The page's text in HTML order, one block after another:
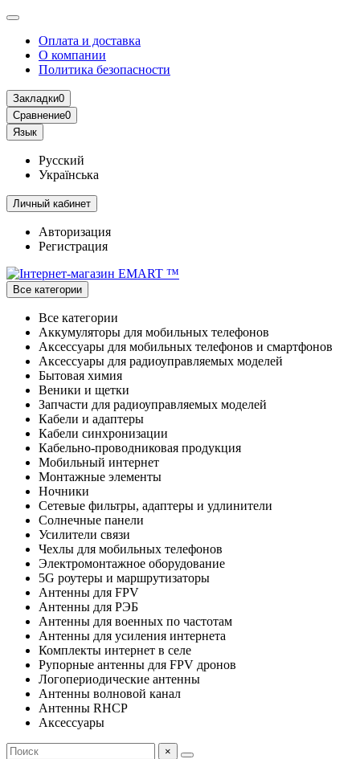
Оплата и доставка
О компании
Политика безопасности
Закладки0
Сравнение0
Язык
Русский
Українська
Личный кабинет
Авторизация
Регистрация
Все категории
Все категории
Аккумуляторы для мобильных телефонов
Аксессуары для мобильных телефонов и смартфонов
Аксессуары для радиоуправляемых моделей
Бытовая химия
Веники и щетки
Запчасти для радиоуправляемых моделей
Кабели и адаптеры
Кабели синхронизации
Кабельно-проводниковая продукция
Мобильный интернет
Монтажные элементы
Ночники
Сетевые фильтры, адаптеры и удлинители
Солнечные панели
Усилители связи
Чехлы для мобильных телефонов
Электромонтажное оборудование
5G роутеры и маршрутизаторы
Антенны для FPV
Антенны для РЭБ
Антенны для военных по частотам
Антенны для усиления интернета
Комплекты интернет в селе
Рупорные антенны для FPV дронов
Логопериодические антенны
Антенны волновой канал
Антенны RHCP
Аксессуары
×